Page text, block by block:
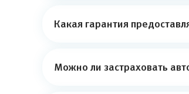
Какая гарантия
Можно ли застраховать